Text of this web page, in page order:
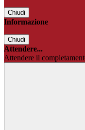
Chiudi
Informazione
Chiudi
Attendere...
Attendere il